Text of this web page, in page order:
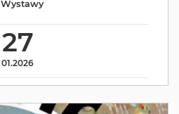
27
01.2026
Wystawy